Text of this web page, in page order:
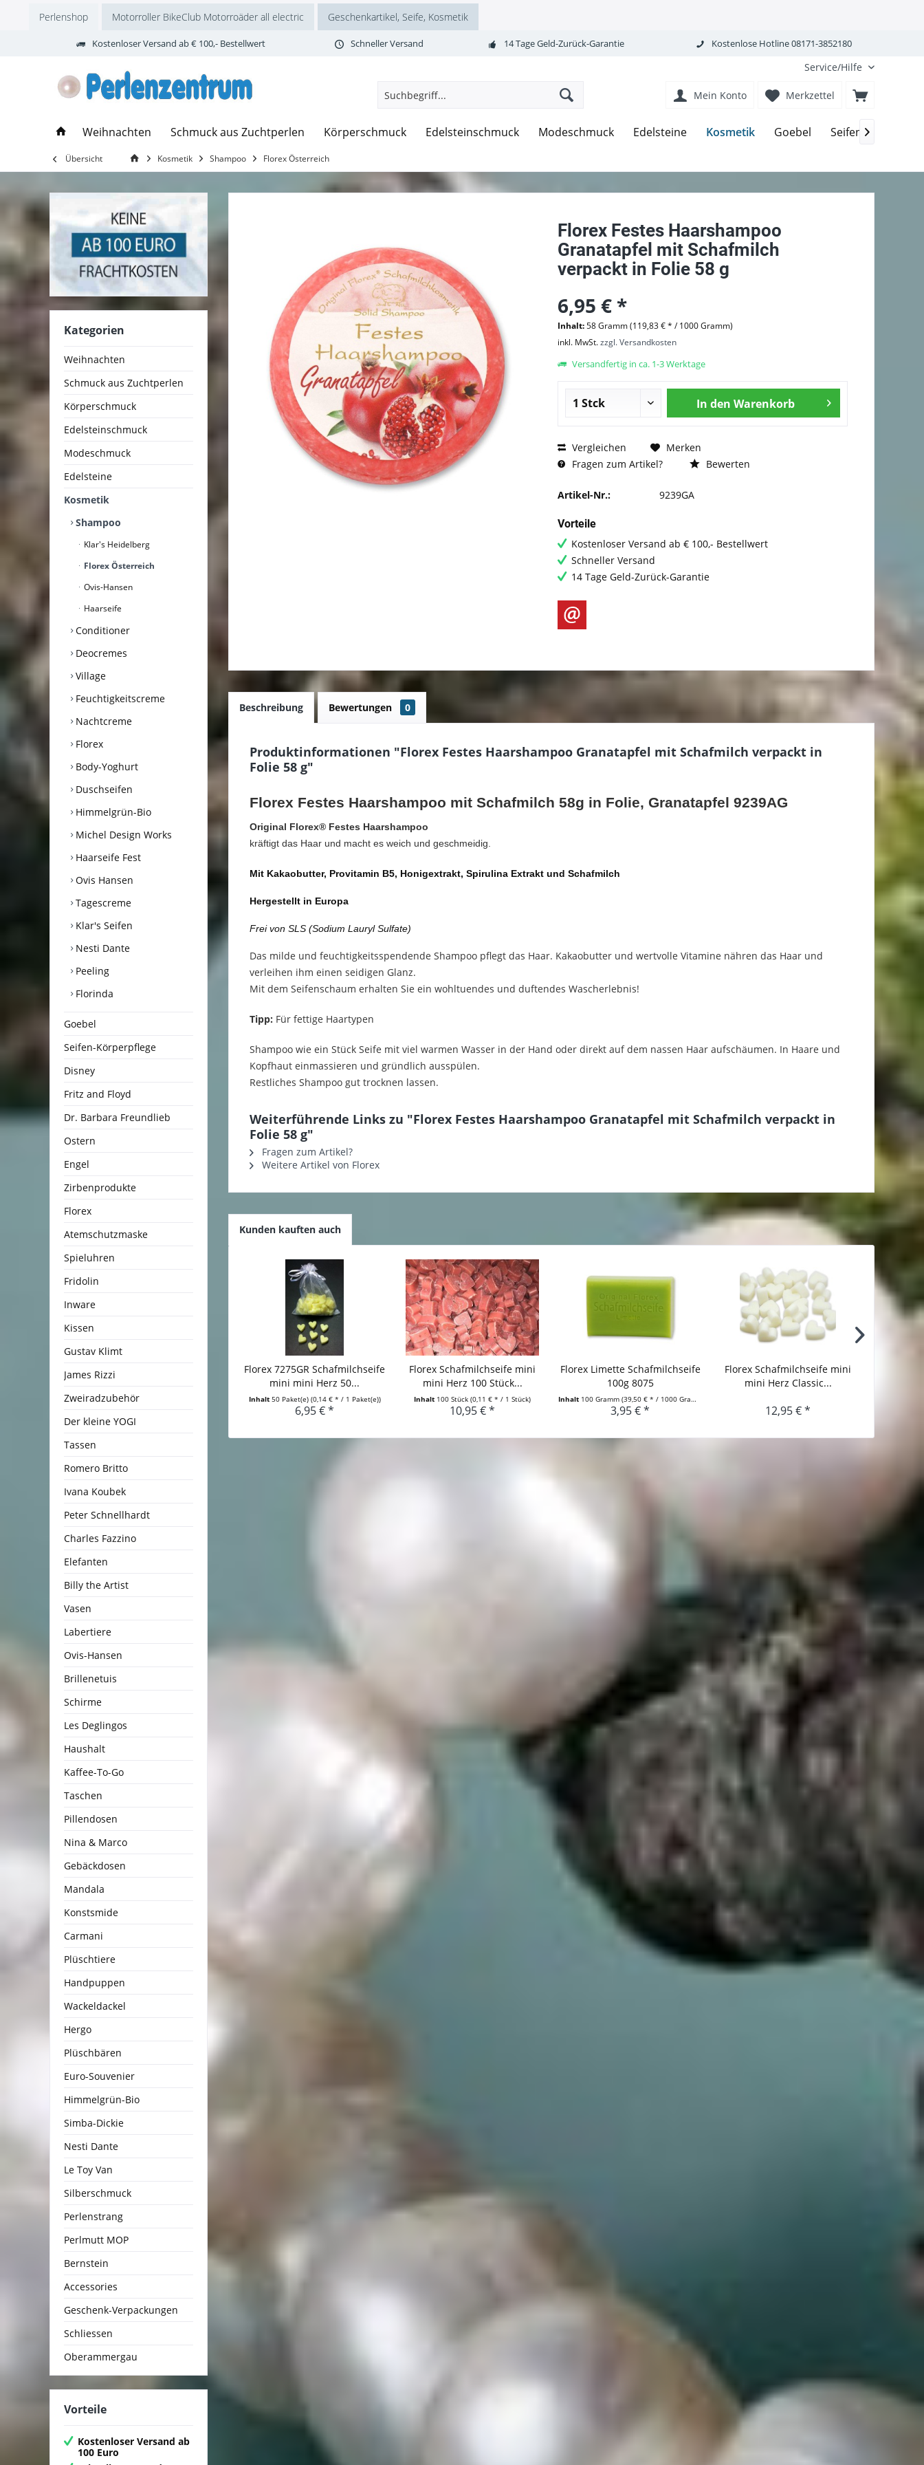
Perlenshop Motorroller BikeClub Motorroäder all electric Geschenkartikel, Seife, Kosmetik
Kostenloser Versand ab € 100,- Bestellwert Schneller Versand 14 Tage Geld-Zurück-Garantie Kostenlose Hotline 08171-3852180
Service/Hilfe
Merkzettel
Mein Konto
Weihnachten Schmuck aus Zuchtperlen Körperschmuck Edelsteinschmuck Modeschmuck Edelsteine Kosmetik Goebel Seifen-
Übersicht Kosmetik Shampoo Florex Österreich
Kategorien
Weihnachten
Schmuck aus Zuchtperlen
Körperschmuck
Edelsteinschmuck
Modeschmuck
Edelsteine
Kosmetik
Shampoo
Klar's Heidelberg
Florex Österreich
Ovis-Hansen
Haarseife
Conditioner
Deocremes
Village
Feuchtigkeitscreme
Nachtcreme
Florex
Body-Yoghurt
Duschseifen
Himmelgrün-Bio
Michel Design Works
Haarseife Fest
Ovis Hansen
Tagescreme
Klar's Seifen
Nesti Dante
Peeling
Florinda
Goebel
Seifen-Körperpflege
Disney
Fritz and Floyd
Dr. Barbara Freundlieb
Ostern
Engel
Zirbenprodukte
Florex
Atemschutzmaske
Spieluhren
Fridolin
Inware
Kissen
Gustav Klimt
James Rizzi
Zweiradzubehör
Der kleine YOGI
Tassen
Romero Britto
Ivana Koubek
Peter Schnellhardt
Charles Fazzino
Elefanten
Billy the Artist
Vasen
Labertiere
Ovis-Hansen
Brillenetuis
Schirme
Les Deglingos
Haushalt
Kaffee-To-Go
Taschen
Pillendosen
Nina & Marco
Gebäckdosen
Mandala
Konstsmide
Carmani
Plüschtiere
Handpuppen
Wackeldackel
Hergo
Plüschbären
Euro-Souvenier
Himmelgrün-Bio
Simba-Dickie
Nesti Dante
Le Toy Van
Silberschmuck
Perlenstrang
Perlmutt MOP
Bernstein
Accessories
Geschenk-Verpackungen
Schliessen
Oberammergau
Vorteile
Kostenloser Versand ab
100 Euro
Florex Festes Haarshampoo
Granatapfel mit Schafmilch
verpackt in Folie 58 g
6,95 € *
Inhalt:58 Gramm (119,83 € * / 1000 Gramm)
inkl. MwSt.zzgl. Versandkosten
Versandfertig in ca. 1-3 Werktage
In den Warenkorb
Vergleichen
Merken
Fragen zum Artikel?
Bewerten
Artikel-Nr.: 9239GA
Vorteile
Kostenloser Versand ab € 100,- Bestellwert
Schneller Versand
14 Tage Geld-Zurück-Garantie
Beschreibung Bewertungen 0
Produktinformationen "Florex Festes Haarshampoo Granatapfel mit Schafmilch verpackt in
Folie 58 g"
Florex Festes Haarshampoo mit Schafmilch 58g in Folie, Granatapfel 9239AG
Original Florex® Festes Haarshampoo
kräftigt das Haar und macht es weich und geschmeidig.
Mit Kakaobutter, Provitamin B5, Honigextrakt, Spirulina Extrakt und Schafmilch
Hergestellt in Europa
Frei von SLS (Sodium Lauryl Sulfate)
Das milde und feuchtigkeitsspendende Shampoo pflegt das Haar. Kakaobutter und wertvolle Vitamine nähren das Haar und
verleihen ihm einen seidigen Glanz.
Mit dem Seifenschaum erhalten Sie ein wohltuendes und duftendes Wascherlebnis!
Tipp: Für fettige Haartypen
Shampoo wie ein Stück Seife mit viel warmen Wasser in der Hand oder direkt auf dem nassen Haar aufschäumen. In Haare und
Kopfhaut einmassieren und gründlich ausspülen.
Restliches Shampoo gut trocknen lassen.
Weiterführende Links zu "Florex Festes Haarshampoo Granatapfel mit Schafmilch verpackt in
Folie 58 g"
Fragen zum Artikel?
Weitere Artikel von Florex
Kunden kauften auch
Florex 7275GR Schafmilchseife
mini mini Herz 50...
Inhalt 50 Paket(e) (0,14 € * / 1 Paket(e))
6,95 € *
Florex Schafmilchseife mini
mini Herz 100 Stück...
Inhalt 100 Stück(0,11 € * / 1 Stück)
10,95 € *
Florex Limette Schafmilchseife
100g 8075
Inhalt 100 Gramm (39,50 € * / 1000 Gramm)
3,95 € *
Florex Schafmilchseife mini
mini Herz Classic...
12,95 € *